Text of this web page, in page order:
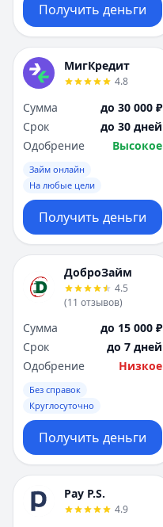
Получить деньги
МигКредит
4.8
Сумма
до 30 000 ₽
Срок
до 30 дней
Одобрение
Высокое
Займ онлайн
На любые цели
Получить деньги
ДоброЗайм
4.5
(11 отзывов)
Сумма
до 15 000 ₽
Срок
до 7 дней
Одобрение
Низкое
Без справок
Круглосуточно
Получить деньги
Pay P.S.
4.9